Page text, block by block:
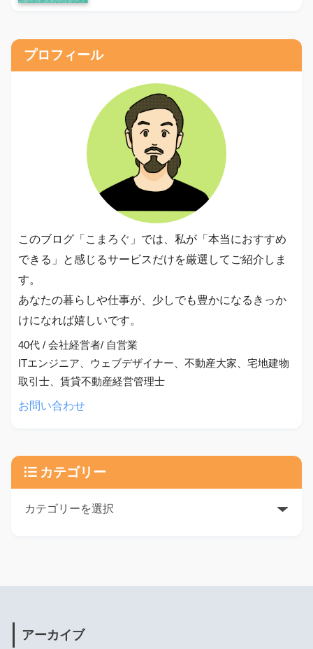
プロフィール
このブログ「こまろぐ」では、私が「本当におすすめ
できる」と感じるサービスだけを厳選してご紹介しま
す。
あなたの暮らしや仕事が、少しでも豊かになるきっか
けになれば嬉しいです。
40代 / 会社経営者/ 自営業
ITエンジニア、ウェブデザイナー、不動産大家、宅地建物
取引士、賃貸不動産経営管理士
お問い合わせ
カテゴリー
アーカイブ